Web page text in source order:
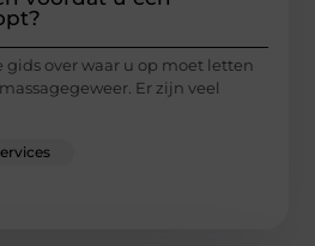
over waar u op moet letten
Er zijn veel